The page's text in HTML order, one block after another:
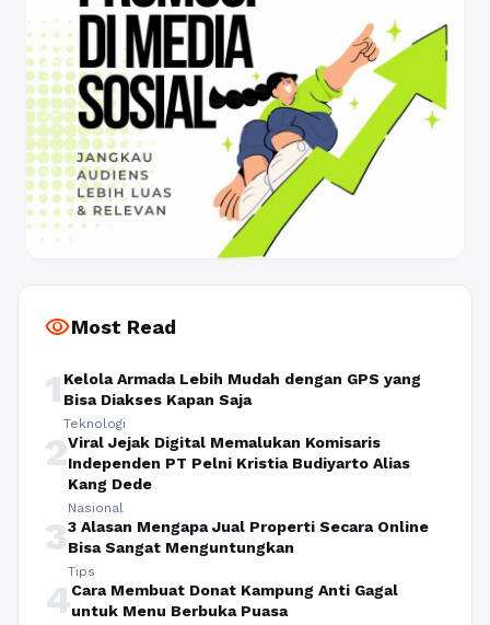
visibilityMost Read
1 Kelola Armada Lebih Mudah dengan GPS yang
Bisa Diakses Kapan Saja
Teknologi
2Viral Jejak Digital Memalukan Komisaris
Independen PT Pelni Kristia Budiyarto Alias
Kang Dede
Nasional
33 Alasan Mengapa Jual Properti Secara Online
Bisa Sangat Menguntungkan
Tips
4Cara Membuat Donat Kampung Anti Gagal
untuk Menu Berbuka Puasa